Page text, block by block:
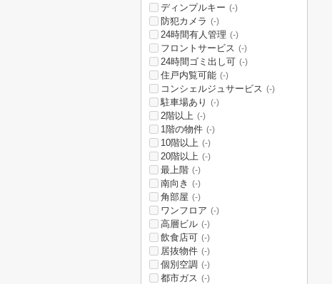
ディンプルキー (-)
防犯カメラ (-)
24時間有人管理 (-)
フロントサービス (-)
24時間ゴミ出し可 (-)
住戸内覧可能 (-)
コンシェルジュサービス (-)
駐車場あり (-)
2階以上 (-)
1階の物件 (-)
10階以上 (-)
20階以上 (-)
最上階 (-)
南向き (-)
角部屋 (-)
ワンフロア (-)
高層ビル (-)
飲食店可 (-)
居抜物件 (-)
個別空調 (-)
都市ガス (-)